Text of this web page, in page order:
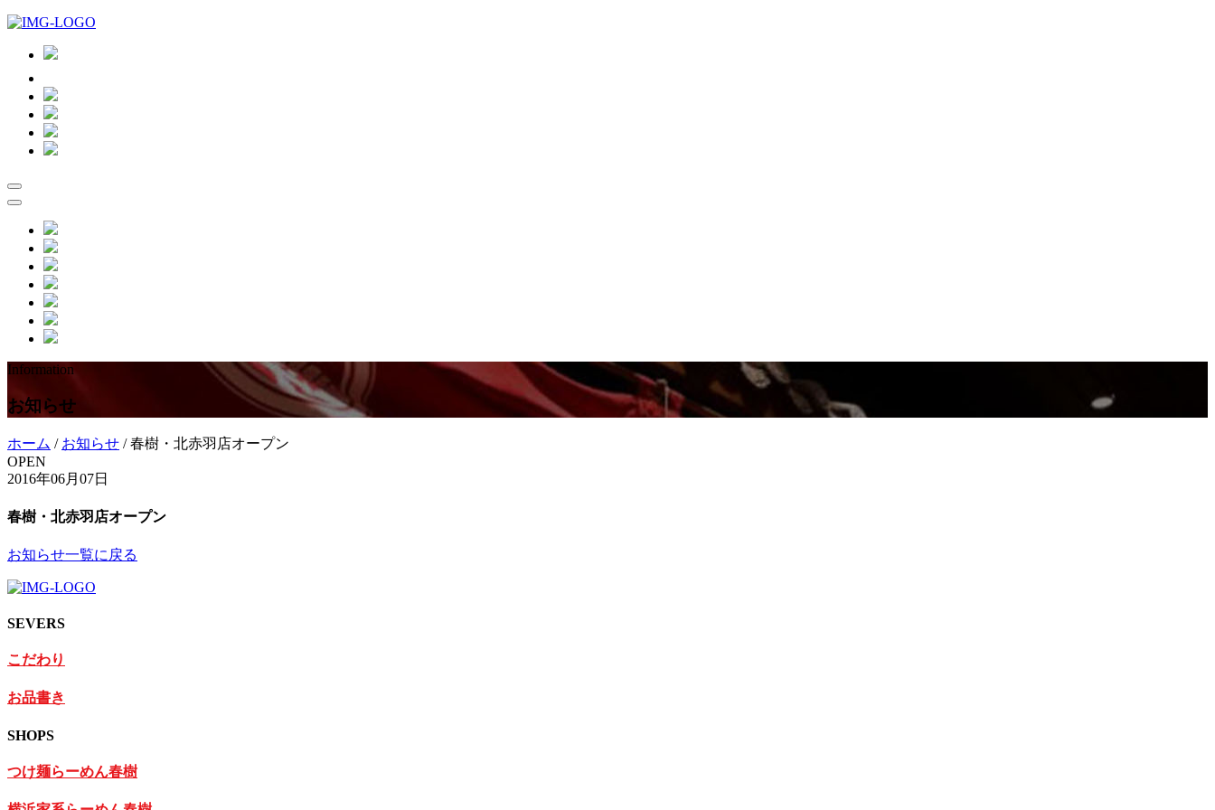
Information
お知らせ
ホーム / お知らせ / 春樹・北赤羽店オープン
OPEN
2016年06月07日
春樹・北赤羽店オープン
お知らせ一覧に戻る
SEVERS
こだわり
お品書き
SHOPS
つけ麺らーめん春樹